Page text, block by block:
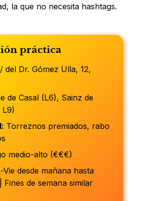
la que no necesita hashtags.
práctica
del Dr. Gómez Ulla, 12,
de Casal (L6), Sainz de
L9)
Torreznos premiados, rabo
medio-alto (€€€)
Vie desde mañana hasta
Fines de semana similar